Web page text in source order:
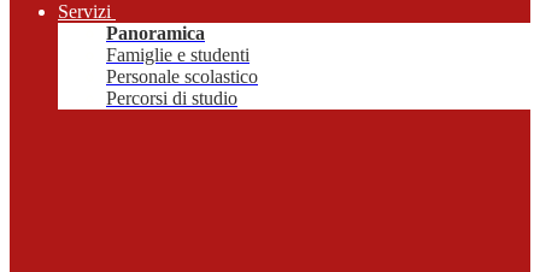
Servizi
Panoramica
Famiglie e studenti
Personale scolastico
Percorsi di studio